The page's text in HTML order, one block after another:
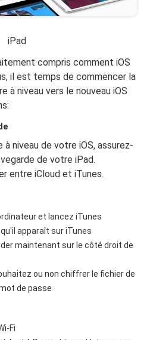
iPad
compris comment iOS
il est temps de commencer la
à niveau vers le nouveau iOS
à niveau de votre iOS, assurez-
de votre iPad.
entre iCloud et iTunes.
et lancez iTunes
apparaît sur iTunes
maintenant sur le côté droit de
ou non chiffrer le fichier de
de passe
Fi